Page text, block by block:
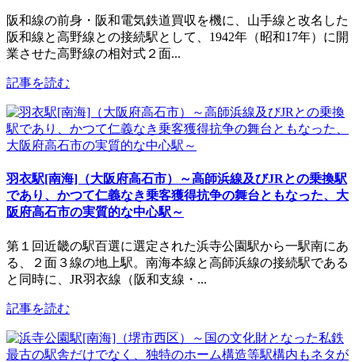
阪和線の前身・阪和電気鉄道買収を機に、山手線と改名した
阪和線と高野線との接続駅として、1942年（昭和17年）に開
業させた高野線の相対式２面...
記事を読む
羽衣駅[南海]（大阪府高石市）～高師浜線及びJRとの乗換駅
であり、かつて仁義なき乗客獲得抗争の舞台ともなった、大
阪府高石市の実質的な中心駅～
第１回近畿の駅百選に選定された浜寺公園駅から一駅南にあ
る、２面３線の地上駅。南海本線と高師浜線の接続駅である
と同時に、JR羽衣線（阪和支線・...
記事を読む